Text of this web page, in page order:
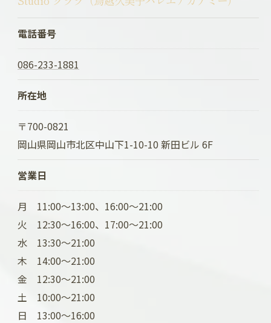
電話番号
086-233-1881
所在地
〒700-0821
岡山県岡山市北区中山下1-10-10 新田ビル 6F
営業日
月 11:00～13:00、16:00～21:00
火 12:30～16:00、17:00～21:00
水 13:30～21:00
木 14:00～21:00
金 12:30～21:00
土 10:00～21:00
日 13:00～16:00